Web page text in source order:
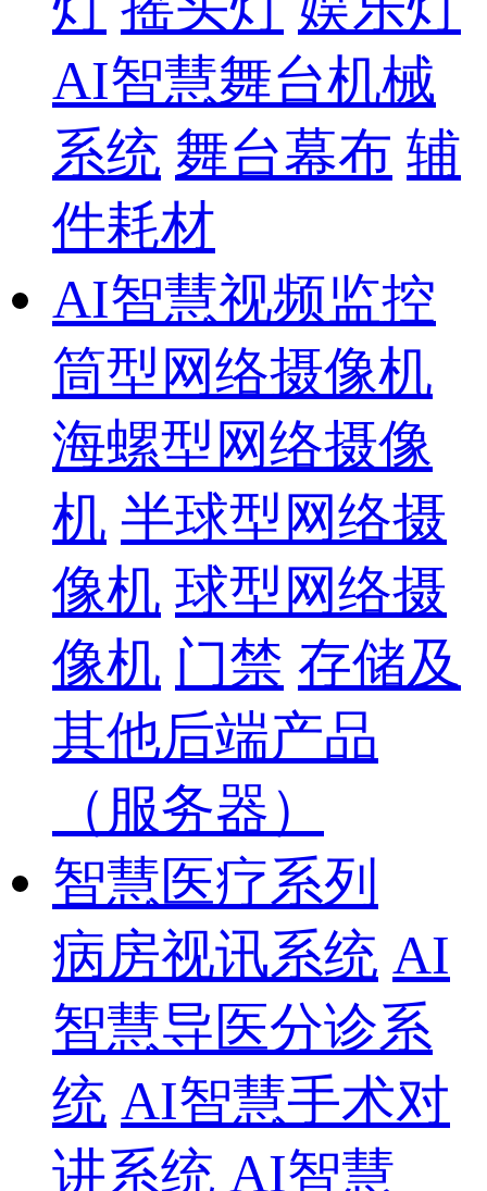
AI智慧舞台机械
系统 舞台幕布 辅
件耗材
AI智慧视频监控
筒型网络摄像机
海螺型网络摄像
机 半球型网络摄
像机 球型网络摄
像机 门禁 存储及
其他后端产品
（服务器）
智慧医疗系列
病房视讯系统 AI
智慧导医分诊系
统 AI智慧手术对
讲系统 AI智慧